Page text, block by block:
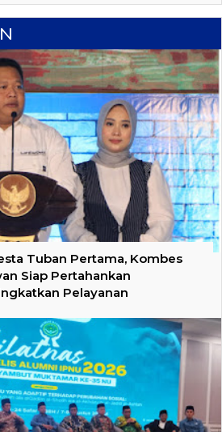
Tuban Pertama, Kombes
Siap Pertahankan
Pelayanan